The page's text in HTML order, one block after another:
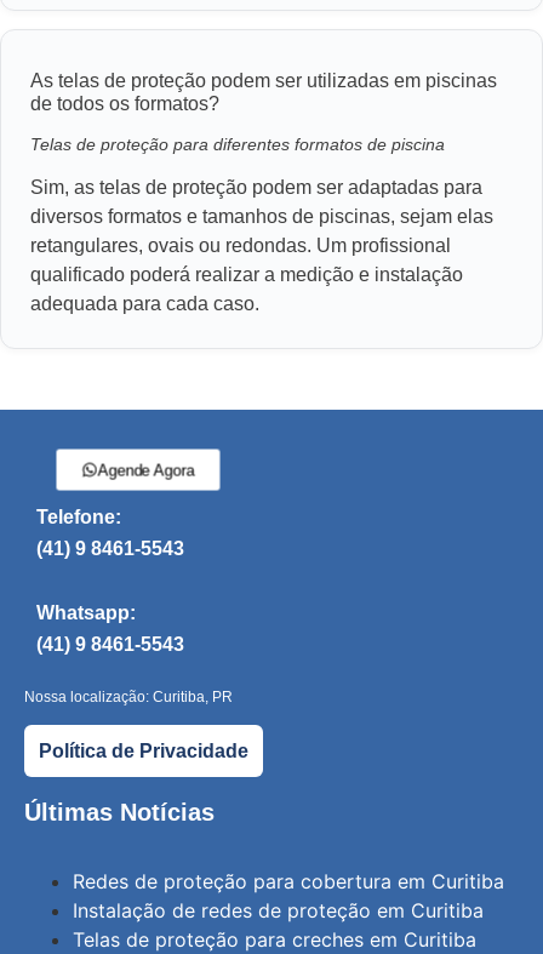
As telas de proteção podem ser utilizadas em piscinas
de todos os formatos?
Telas de proteção para diferentes formatos de piscina
Sim, as telas de proteção podem ser adaptadas para
diversos formatos e tamanhos de piscinas, sejam elas
retangulares, ovais ou redondas. Um profissional
qualificado poderá realizar a medição e instalação
adequada para cada caso.
Agende Agora
Telefone:
(41) 9 8461-5543
Whatsapp:
(41) 9 8461-5543
Nossa localização: Curitiba, PR
Política de Privacidade
Últimas Notícias
Redes de proteção para cobertura em Curitiba
Instalação de redes de proteção em Curitiba
Telas de proteção para creches em Curitiba